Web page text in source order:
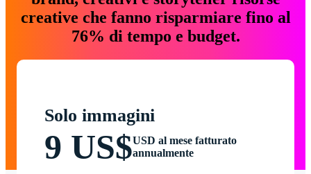
creative che fanno risparmiare fino al
76% di tempo e budget.
Solo immagini
9 US$USD al mese fatturato
annualmente